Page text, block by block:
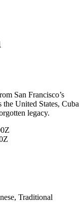
San Francisco’s
United States, Cuba
legacy.
Traditional